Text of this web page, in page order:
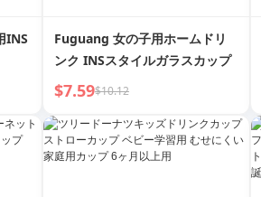
INS
Fuguang 女の子用ホームドリ
ンク INSスタイルガラスカップ
$7.59$10.12